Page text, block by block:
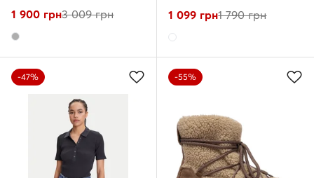
1 900 грн3 009грн 1 099 грн1 790грн
-47% -55%